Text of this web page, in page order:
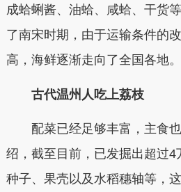
成蛤蜊酱、油蛤、咸蛤、干货
了南宋时期，由于运输条件的
高，海鲜逐渐走向了全国各地。
古代温州人吃上荔枝
配菜已经足够丰富，主食也
绍，截至目前，已发掘出超过
种子、果壳以及水稻穗轴等，